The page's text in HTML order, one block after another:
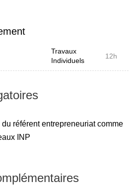
Travaux
Individuels
12h
référent entrepreneuriat comme
INP